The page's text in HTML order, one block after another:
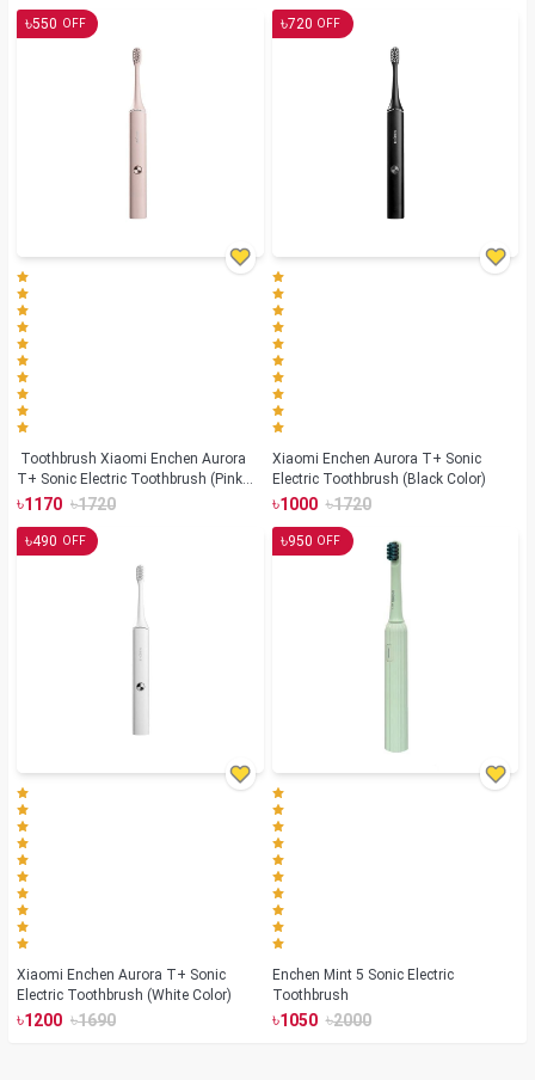
৳550 OFF
Toothbrush Xiaomi Enchen Aurora
T+ Sonic Electric Toothbrush (Pink
Color)
৳1170 ৳1720
৳720 OFF
Xiaomi Enchen Aurora T+ Sonic
Electric Toothbrush (Black Color)
৳1000 ৳1720
৳490 OFF
Xiaomi Enchen Aurora T+ Sonic
Electric Toothbrush (White Color)
৳1200 ৳1690
৳950 OFF
Enchen Mint 5 Sonic Electric
Toothbrush
৳1050 ৳2000